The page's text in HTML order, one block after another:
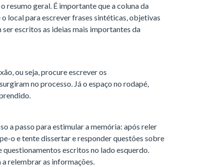
resumo geral. É importante que a coluna da
local para escrever frases sintéticas, objetivas
ser escritos as ideias mais importantes da
ou seja, procure escrever os
no processo. Já o espaço no rodapé,
a passo para estimular a memória: após reler
o e tente dissertar e responder questões sobre
escritos no lado esquerdo.
relembrar as informações.